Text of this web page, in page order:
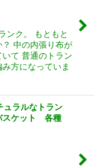
ンク。 もともと
中の内張り布が
て 普通のトラン
方になっていま
ラルなトラン
スケット 各種